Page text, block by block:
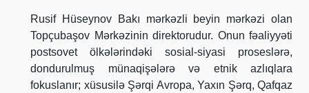
Rusif Hüseynov Bakı mərkəzli beyin mərkəzi olan
Topçubaşov Mərkəzinin direktorudur. Onun fəaliyyəti
postsovet ölkələrindəki sosial-siyasi proseslərə,
dondurulmuş münaqişələrə və etnik azlıqlara
fokuslanır; xüsusilə Şərqi Avropa, Yaxın Şərq, Qafqaz